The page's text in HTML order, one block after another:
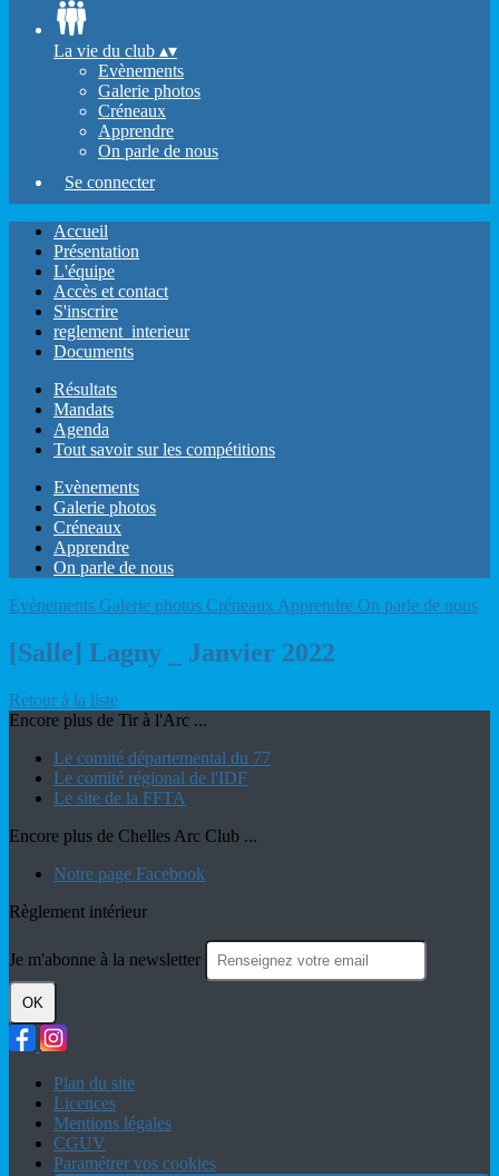
La vie du club ▴▾
Evènements
Galerie photos
Créneaux
Apprendre
On parle de nous
Se connecter
Accueil
Présentation
L'équipe
Accès et contact
S'inscrire
reglement_interieur
Documents
Résultats
Mandats
Agenda
Tout savoir sur les compétitions
Evènements
Galerie photos
Créneaux
Apprendre
On parle de nous
Evènements Galerie photos Créneaux Apprendre On parle de nous
[Salle] Lagny _ Janvier 2022
Retour à la liste
Encore plus de Tir à l'Arc ...
Le comité départemental du 77
Le comité régional de l'IDF
Le site de la FFTA
Encore plus de Chelles Arc Club ...
Notre page Facebook
Règlement intérieur
Je m'abonne à la newsletter
OK
Plan du site
Licences
Mentions légales
CGUV
Paramétrer vos cookies